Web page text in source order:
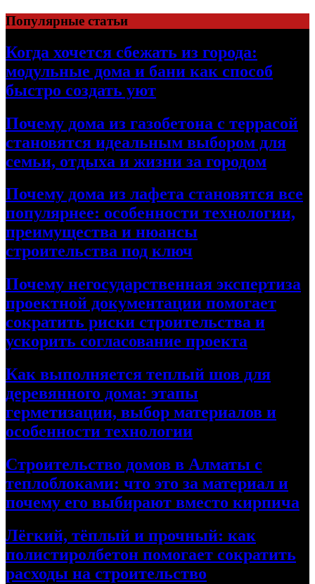
Перейти
к
содержимому
Популярные статьи
Когда хочется сбежать из города:
модульные дома и бани как способ
быстро создать уют
Почему дома из газобетона с террасой
становятся идеальным выбором для
семьи, отдыха и жизни за городом
Почему дома из лафета становятся все
популярнее: особенности технологии,
преимущества и нюансы
строительства под ключ
Почему негосударственная экспертиза
проектной документации помогает
сократить риски строительства и
ускорить согласование проекта
Как выполняется теплый шов для
деревянного дома: этапы
герметизации, выбор материалов и
особенности технологии
Строительство домов в Алматы с
теплоблоками: что это за материал и
почему его выбирают вместо кирпича
Лёгкий, тёплый и прочный: как
полистиролбетон помогает сократить
расходы на строительство